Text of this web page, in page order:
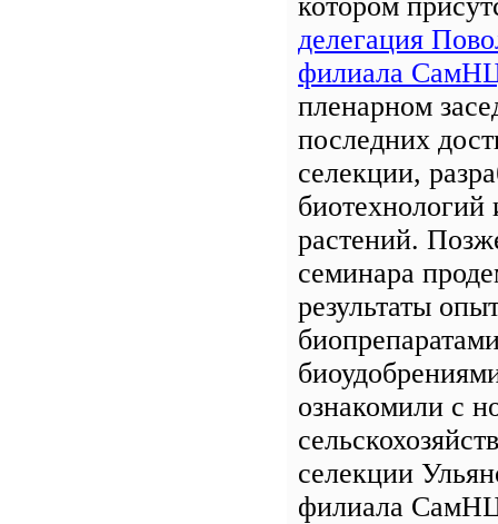
делегация
филиала
пленарном
последних
селекции,
биотехнологий
растений.
семинара
результаты
ознакомили с
селекции
филиала